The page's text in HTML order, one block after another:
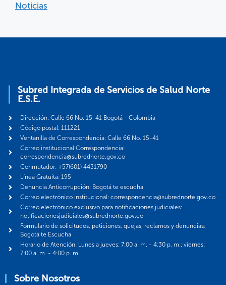
Noticias
Subred Integrada de Servicios de Salud Norte
E.S.E.
Dirección: Calle 66 No. 15-41 Bogotá - Colombia
Código postal: 111221
Ventanilla de Correspondencia: Calle 66 No. 15-41
Correo institucional Correspondencia:
correspondencia@subrednorte.gov.co
Conmutador: +57(601) 4431790
Línea Gratuita: 195
Denuncia Anticorrupción: Bogotá te escucha
Correo electrónico institucional: correspondencia@subrednorte.gov.co
Correo electrónico exclusivo para notificaciones judiciales:
notificacionesjudiciales@subrednorte.gov.co
Formulario de solicitudes, peticiones, quejas, reclamos y denuncias:
Bogotá te Escucha
Horario de Atención: Lunes a jueves: 7:00 a. m. - 4:30 p. m.; viernes:
7:00 a. m. - 4:00 p. m.
Sobre Nosotros